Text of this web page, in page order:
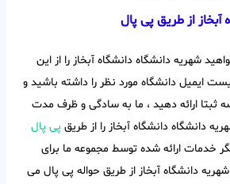
از طریق پی پال
شهریه دانشگاه دانشگاه آبخاز را از این
ایمیل دانشگاه مورد نظر را داشته باشید و
ثبتا ارائه دهید ، ما به سادگی و ظرف مدت
دانشگاه دانشگاه آبخاز را از طریق پی پال
خدمات ارائه شده توسط مجموعه ما برای
دانشگاه آبخاز از طریق حواله پی پال می